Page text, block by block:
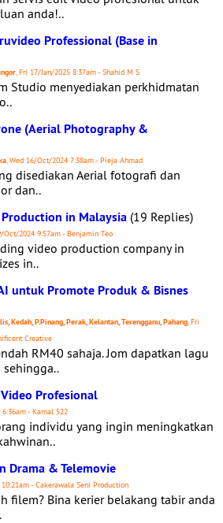
anda!..
Professional (Base in
, Fri 17/Jan/2025 8:37am - Shahid M S
Studio menyediakan perkhidmatan
(Aerial Photography &
, Wed 16/Oct/2024 7:38am - Pieja Ahmad
disediakan Aerial fotografi dan
dan..
in Malaysia (19 Replies)
Oct/2024 9:57am - Benjamin Teo
video production company in
in..
untuk Promote Produk & Bisnes
Kedah, P.Pinang, Perak, Kelantan, Terengganu, Pahang, Fri
Creative
RM40 sahaja. Jom dapatkan lagu
Profesional
- Kamal 522
individu yang ingin meningkatkan
Drama & Telemovie
- Cakerawala Seni Production
filem? Bina kerier belakang tabir anda